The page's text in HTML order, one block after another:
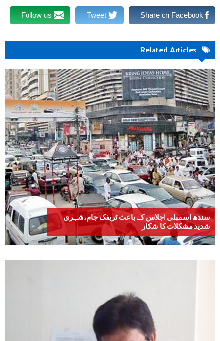
Share on Facebook
Tweet
Follow us
Related Articles
سندھ اسمبلی اجلاس کے باعث ٹریفک جام،شہری
شدید مشکلات کا شکار